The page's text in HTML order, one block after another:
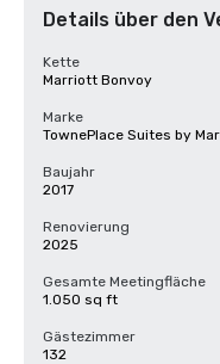
Details über den
Kette
Marriott Bonvoy
Marke
TownePlace Suites by
Baujahr
2017
Renovierung
2025
Gesamte Meetingfläche
1.050 sq ft
Gästezimmer
132